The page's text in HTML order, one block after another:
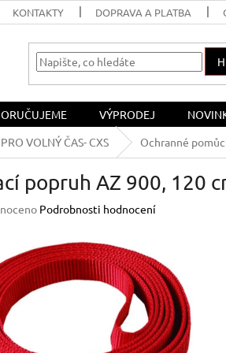
KONTAKTY DOPRAVA A PLATBA
VÝPRODEJ
VOLNÝ ČAS- CXS Ochranné
popruh AZ 900, 120
Podrobnosti hodnocení